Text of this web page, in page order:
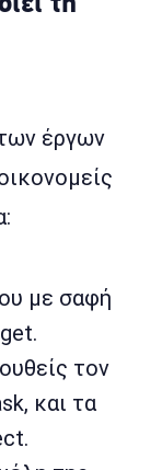
έργων
με σαφή
τον
και τα